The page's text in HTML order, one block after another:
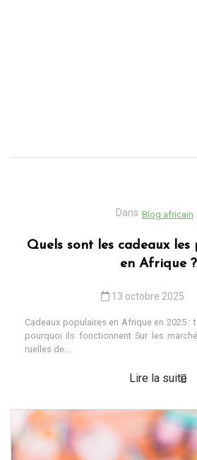
Dans Blog africain
Quels sont les cadeaux
en Afrique ?
13 octobre 2025
Cadeaux populaires en Afrique en 2025 :
pourquoi ils fonctionnent Sur les
ruelles de...
Lire la suite